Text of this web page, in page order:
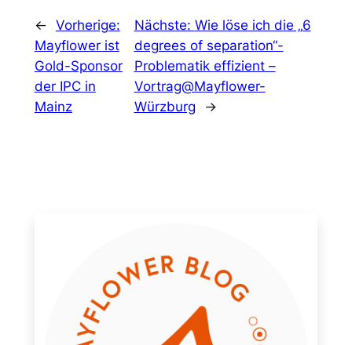
← Vorherige:
Mayflower ist
Gold-Sponsor
der IPC in
Mainz
Nächste: Wie löse ich die „6
degrees of separation“-
Problematik effizient –
Vortrag@Mayflower-
Würzburg
→